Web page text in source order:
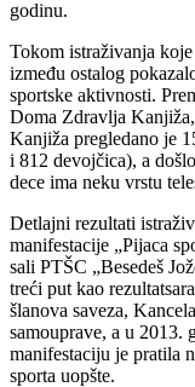
godinu.
Tokom istraživanja
između ostalog
sportske aktivnosti.
Doma Zdravlja
Kanjiža pregledano je
i 812 devojčica), a
dece ima neku vrstu
Detlajni rezultati
manifestacije „Pijaca
sali PTŠC „Besedeš
treći put kao
šlanova saveza,
samouprave, a u
manifestaciju je pratila
sporta uopšte.